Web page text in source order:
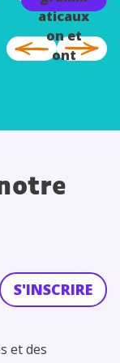
aticaux
on et
ont
S'INSCRIRE
et des